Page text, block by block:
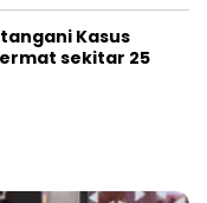
Kasus
sekitar 25